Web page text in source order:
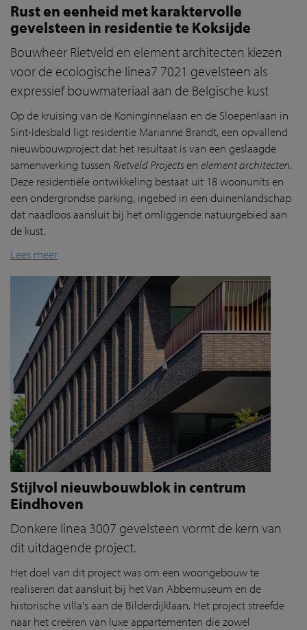
Rust en eenheid met karaktervolle
gevelsteen in residentie te Koksijde
Bouwheer Rietveld en element architecten kiezen
voor de ecologische linea7 7021 gevelsteen als
expressief bouwmateriaal aan de Belgische kust
Op de kruising van de Koninginnelaan en de Sloepenlaan in
Sint-Idesbald ligt residentie Marianne Brandt, een opvallend
nieuwbouwproject dat het resultaat is van een geslaagde
samenwerking tussen Rietveld Projectsen element architecten.
Deze residentiële ontwikkeling bestaat uit 18 woonunits en
een ondergrondse parking, ingebed in een duinenlandschap
dat naadloos aansluit bij het omliggende natuurgebied aan
de kust.
Lees meer
Stijlvol nieuwbouwblok in centrum
Eindhoven
Donkere linea 3007 gevelsteen vormt de kern van
dit uitdagende project.
Het doel van dit project was om een woongebouw te
realiseren dat aansluit bij het Van Abbemuseum en de
historische villa's aan de Bilderdijklaan. Het project streefde
naar het creëren van luxe appartementen die zowel